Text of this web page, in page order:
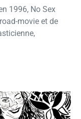
1996, No Sex
movie et de